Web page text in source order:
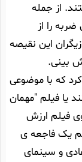
از جمله
را از
این نقیصه
بینی.
که با موضوعی
یا فیلم "مهمان
فیلم ارزش
فیلم یک فاجعه ی
و سینمای